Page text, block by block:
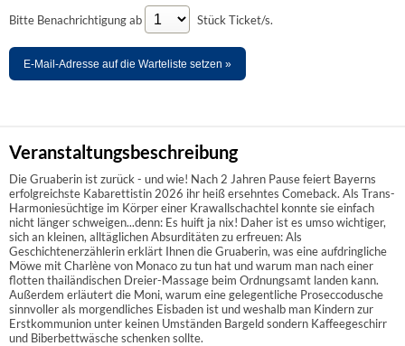
Bitte Benachrichtigung ab Stück Ticket/s.
E-Mail-Adresse auf die Warteliste setzen »
Veranstaltungsbeschreibung
Die Gruaberin ist zurück - und wie! Nach 2 Jahren Pause feiert Bayerns
erfolgreichste Kabarettistin 2026 ihr heiß ersehntes Comeback. Als Trans-
Harmoniesüchtige im Körper einer Krawallschachtel konnte sie einfach
nicht länger schweigen...denn: Es huift ja nix! Daher ist es umso wichtiger,
sich an kleinen, alltäglichen Absurditäten zu erfreuen: Als
Geschichtenerzählerin erklärt Ihnen die Gruaberin, was eine aufdringliche
Möwe mit Charlène von Monaco zu tun hat und warum man nach einer
flotten thailändischen Dreier-Massage beim Ordnungsamt landen kann.
Außerdem erläutert die Moni, warum eine gelegentliche Proseccodusche
sinnvoller als morgendliches Eisbaden ist und weshalb man Kindern zur
Erstkommunion unter keinen Umständen Bargeld sondern Kaffeegeschirr
und Biberbettwäsche schenken sollte.